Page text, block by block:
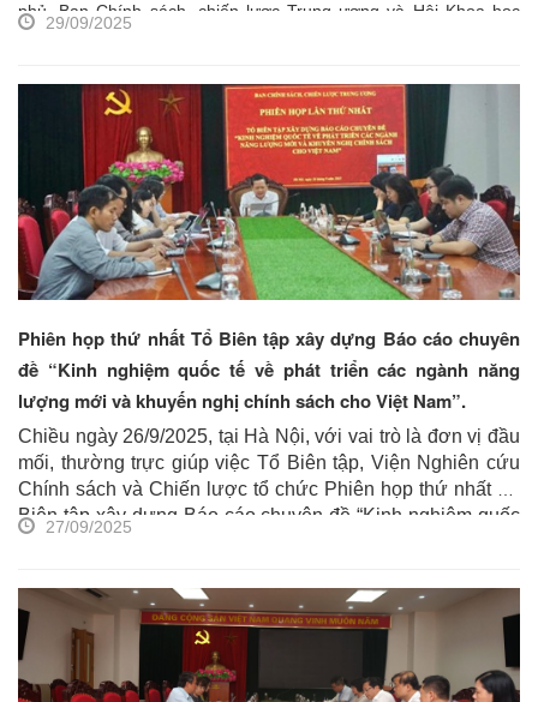
phủ, Ban Chính sách, chiến lược Trung ương và Hội Khoa học
Kinh tế Việt Nam đồng chỉ đạo tổ chức Diễn đàn kinh tế mới -
với chủ đề“Sức bật kinh tế Việt Nam: Từ nội lực tới chuỗi giá
trị toàn cầu”vào
13h00-17h00 ngày 02/10/2025 tại Khách sạn
Khách sạn Sheraton Hà Nội( K5 Nghi Tàm, 11 Đường Xuân
Diệu, Tây Hồ, Hà Nội).
29/09/2025
Phiên họp thứ nhất Tổ Biên tập xây dựng Báo cáo chuyên
đề “Kinh nghiệm quốc tế về phát triển các ngành năng
lượng mới và khuyến nghị chính sách cho Việt Nam”.
Chiều ngày 26/9/2025, tại Hà Nội, với vai trò là đơn vị đầu
mối, thường trực giúp việc Tổ Biên tập, Viện Nghiên cứu
Chính sách và Chiến lược tổ chức Phiên họp thứ nhất Tổ
Biên tập xây dựng Báo cáo chuyên đề “Kinh nghiệm quốc
Phó Trưởng Ban Chính sách, chiến lược Trung ương, Tổ
trưởng Tổ Biên tập chủ trì.Phiên họp được tổ chức kết
hợp trực tiếp và trực tuyến, tham dự có
các thành viên Tổ
Biên tập, đại diện Tổng công ty Khí Việt Nam, một số đơn
27/09/2025